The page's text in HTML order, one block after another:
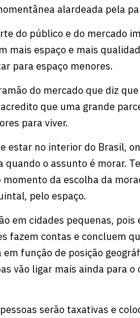
alardeada pela
do público e do mercado
mais espaço e mais
para espaço menores.
do mercado que diz
que uma grande
para viver.
estar no interior do Brasil,
o assunto é morar.
da escolha da
pelo espaço.
em cidades pequenas, pois
fazem contas e concluem
função de posição
vão ligar mais ainda para
serão taxativas e